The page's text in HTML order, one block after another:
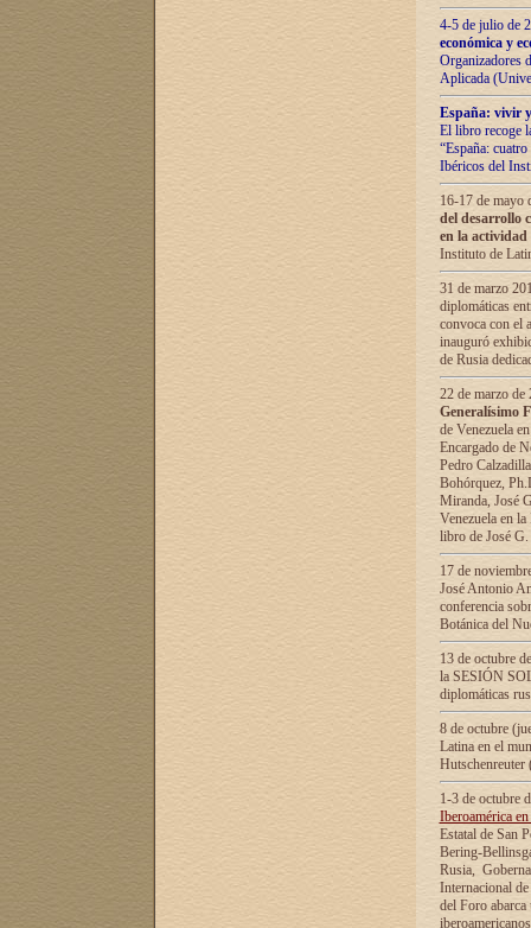
4-5 de julio de
económica y
Organizadores
Aplicada
España: vivir
El libro recoge
“España:
Ibéricos del
16-17 de mayo
del desarrollo
en la
Instituto de
31 de marzo
diplomáticas
convoca con el
inauguró
de Rusia
22 de marzo
Generalísimo
de Venezuela
Encargado de
Pedro
Bohórquez,
Miranda, José
Venezuela en
libro de José
17 de
José Antonio
conferencia
Botánica del
13 de octubre
la SESIÓN
diplomáticas
8 de octubre
Latina en el
1-3 de octubre
Iberoamérica
Estatal de San
Bering-
Rusia,
Internacional
del Foro